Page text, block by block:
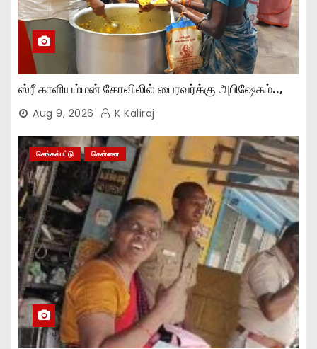
ஸ்ரீ காளியம்மன் கோவிலில் பைரவர்க்கு அபிஷேகம்..,
Aug 9, 2026 K Kaliraj
செங்கல்பட்டு சென்னை